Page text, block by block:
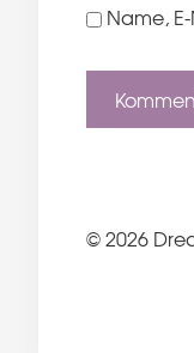
Name,
© 2026